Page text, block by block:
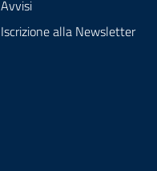
Avvisi
Iscrizione alla Newsletter